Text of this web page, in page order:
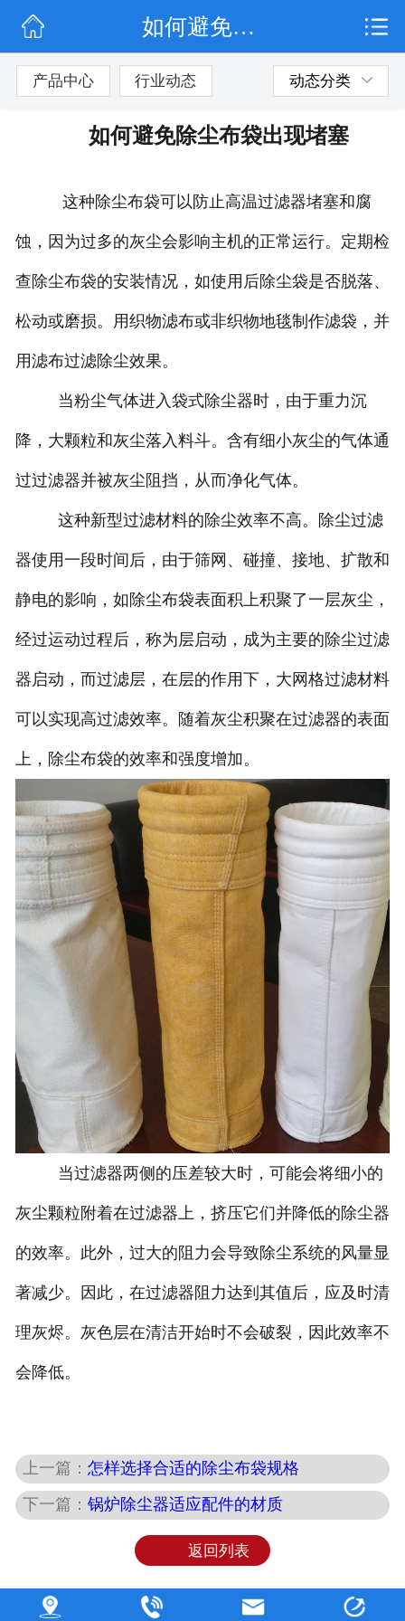
公司简介
联系我们
如何避免除尘布袋出现堵塞
产品中心 行业动态 动态分类
如何避免除尘布袋出现堵塞
这种除尘布袋可以防止高温过滤器堵塞和腐
蚀，因为过多的灰尘会影响主机的正常运行。定期检
查除尘布袋的安装情况，如使用后除尘袋是否脱落、
松动或磨损。用织物滤布或非织物地毯制作滤袋，并
用滤布过滤除尘效果。
当粉尘气体进入袋式除尘器时，由于重力沉
降，大颗粒和灰尘落入料斗。含有细小灰尘的气体通
过过滤器并被灰尘阻挡，从而净化气体。
这种新型过滤材料的除尘效率不高。除尘过滤
器使用一段时间后，由于筛网、碰撞、接地、扩散和
静电的影响，如除尘布袋表面积上积聚了一层灰尘，
经过运动过程后，称为层启动，成为主要的除尘过滤
器启动，而过滤层，在层的作用下，大网格过滤材料
可以实现高过滤效率。随着灰尘积聚在过滤器的表面
上，除尘布袋的效率和强度增加。
当过滤器两侧的压差较大时，可能会将细小的
灰尘颗粒附着在过滤器上，挤压它们并降低的除尘器
的效率。此外，过大的阻力会导致除尘系统的风量显
著减少。因此，在过滤器阻力达到其值后，应及时清
理灰烬。灰色层在清洁开始时不会破裂，因此效率不
会降低。
上一篇：怎样选择合适的除尘布袋规格
下一篇：锅炉除尘器适应配件的材质
返回列表